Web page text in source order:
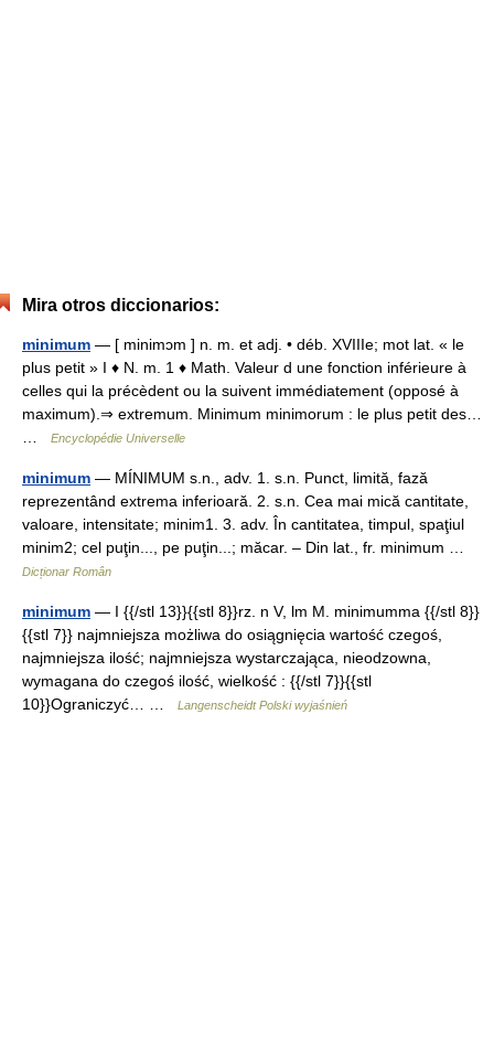
Mira otros diccionarios:
minimum — [ minimɔm ] n. m. et adj. • déb. XVIIIe; mot lat. « le
plus petit » I ♦ N. m. 1 ♦ Math. Valeur d une fonction inférieure à
celles qui la précèdent ou la suivent immédiatement (opposé à
maximum).⇒ extremum. Minimum minimorum : le plus petit des…
Encyclopédie Universelle
minimum — MÍNIMUM s.n., adv. 1. s.n. Punct, limită, fază
reprezentând extrema inferioară. 2. s.n. Cea mai mică cantitate,
valoare, intensitate; minim1. 3. adv. În cantitatea, timpul, spaţiul
minim2; cel puţin..., pe puţin...; măcar. – Din lat., fr. minimum …
Dicționar Român
minimum — I {{/stl 13}}{{stl 8}}rz. n V, lm M. minimumma {{/stl 8}}
{{stl 7}} najmniejsza możliwa do osiągnięcia wartość czegoś,
najmniejsza ilość; najmniejsza wystarczająca, nieodzowna,
wymagana do czegoś ilość, wielkość : {{/stl 7}}{{stl
10}}Ograniczyć… …
Langenscheidt Polski wyjaśnień